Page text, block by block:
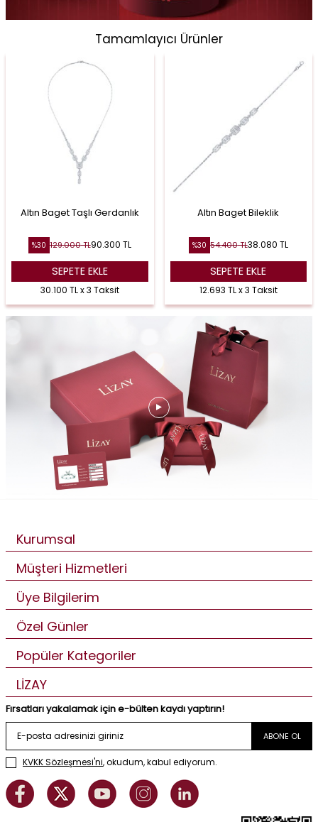
Tamamlayıcı Ürünler
Altın Baget Taşlı Gerdanlık
%30 129.000TL90.300 TL
SEPETE EKLE
30.100 TL x 3 Taksit
Altın Baget Bileklik
%30 54.400TL38.080 TL
SEPETE EKLE
12.693 TL x 3 Taksit
Kurumsal
Müşteri Hizmetleri
Üye Bilgilerim
Özel Günler
Popüler Kategoriler
LİZAY
Fırsatları yakalamak için e-bülten kaydı yaptırın!
ABONE OL
KVKK Sözleşmesi'ni, okudum, kabul ediyorum.